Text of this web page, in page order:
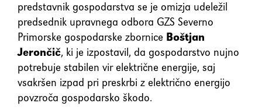
predstavnik gospodarstva se je omizja udeležil
predsednik upravnega odbora GZS Severno
Primorske gospodarske zbornice Boštjan
Jerončič, ki je izpostavil, da gospodarstvo nujno
potrebuje stabilen vir električne energije, saj
vsakršen izpad pri preskrbi z električno energijo
povzroča gospodarsko škodo.